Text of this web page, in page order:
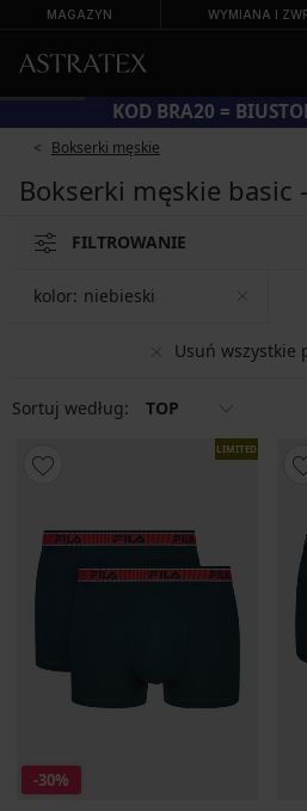
MAGAZYN WYMIANA I
KOD BRA20 =
Bokserki męskie
Bokserki męskie basic
FILTROWANIE
Usuń wszystkie
kolor: niebieski
Sortuj według: TOP
LIMITED
-30%